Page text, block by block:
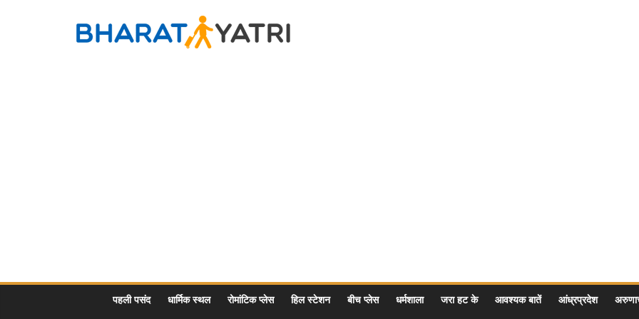
Bharat
पहली पसंद धार्मिक स्थल रोमांटिक प्लेस हिल स्टेशन बीच प्लेस धर्मशाला जरा हट के आवश्यक बातें आंध्रप्रदेश